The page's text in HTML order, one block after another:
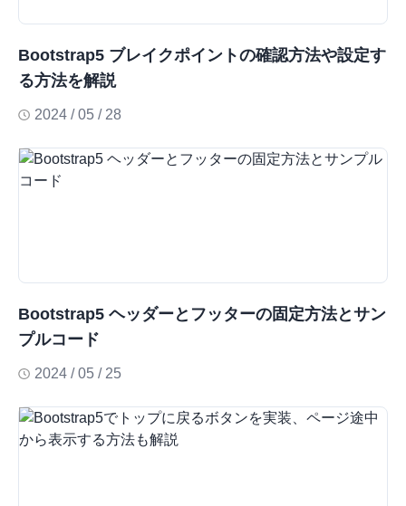
Bootstrap5 ブレイクポイントの確認方法や設定す
る方法を解説
2024 / 05 / 28
Bootstrap5 ヘッダーとフッターの固定方法とサン
プルコード
2024 / 05 / 25